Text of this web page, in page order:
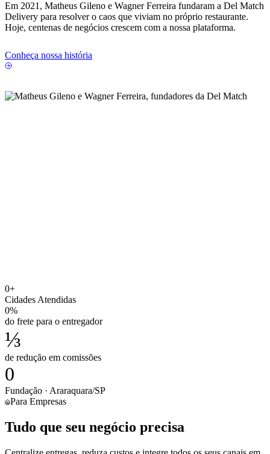
Em 2021, Matheus Gileno e Wagner Ferreira fundaram a Del Match
Delivery para resolver o caos que viviam no próprio restaurante.
Hoje, centenas de negócios crescem com a nossa plataforma.
Conheça nossa história
0+
Cidades Atendidas
0%
do frete para o entregador
⅓
de redução em comissões
0
Fundação · Araraquara/SP
Para Empresas
Tudo que seu negócio precisa